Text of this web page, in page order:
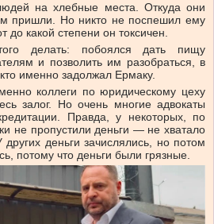
на хлебные места. Откуда они
пришли. Но никто не поспешил ему
до какой степени он токсичен.
делать: побоялся дать пищу
и позволить им разобраться, в
именно задолжал Ермаку.
коллеги по юридическому цеху
залог. Но очень многие адвокаты
Правда, у некоторых, по
не пропустили деньги — не хватало
деньги зачислялись, но потом
потому что деньги были грязные.